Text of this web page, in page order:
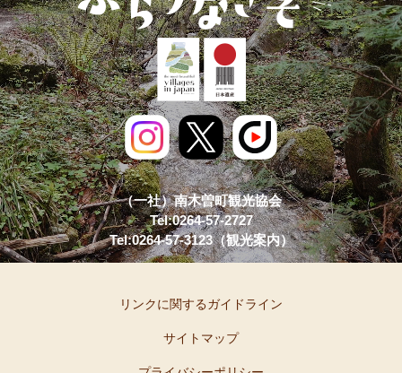
（一社）南木曽町観光協会
Tel:0264-57-2727
Tel:0264-57-3123（観光案内）
リンクに関するガイドライン
サイトマップ